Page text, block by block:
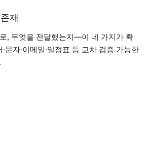
재
, 무엇을 전달했는지—이 네 가지가 확
문자·이메일·일정표 등 교차 검증 가능한